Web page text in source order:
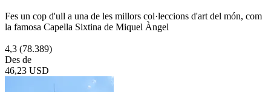
Fes un cop d'ull a una de les millors col·leccions d'art del món, com
la famosa Capella Sixtina de Miquel Àngel
4,3 (78.389)
Des de
46,23 USD